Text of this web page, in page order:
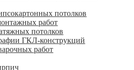
потолков
работ
потолков
ГКЛ-конструкций
работ